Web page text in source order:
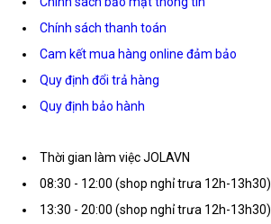
Chính sách thanh toán
Cam kết mua hàng online đảm bảo
Quy định đổi trả hàng
Quy định bảo hành
Thời gian làm việc JOLAVN
08:30 - 12:00 (shop nghỉ trưa 12h-13h30)
13:30 - 20:00 (shop nghỉ trưa 12h-13h30)